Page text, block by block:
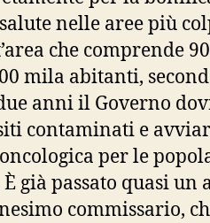
nelle aree più
che comprende 90
mila abitanti,
anni il Governo
contaminati e
per le
già passato quasi un
commissario,